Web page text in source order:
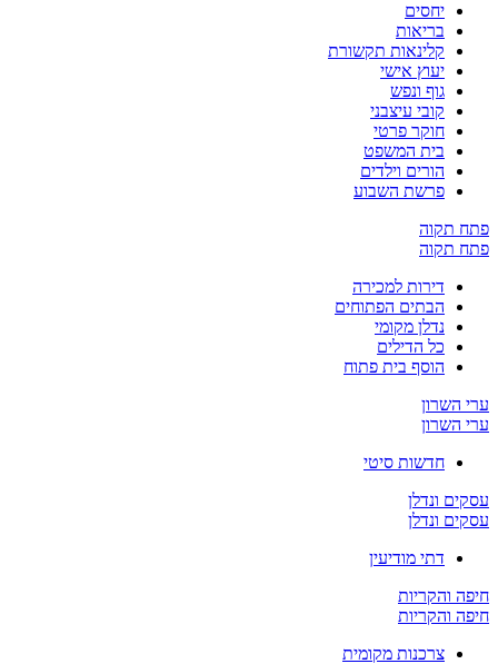
יחסים
בריאות
קלינאות תקשורת
יעוץ אישי
גוף ונפש
קובי עיצבני
חוקר פרטי
בית המשפט
הורים וילדים
פרשת השבוע
תקוה
תקוה
דירות למכירה
הבתים הפתוחים
נדלן מקומי
כל הדילים
הוסף בית פתוח
השרון
השרון
חדשות סיטי
ונדלן
ונדלן
דתי מודיעין
והקריות
והקריות
צרכנות מקומית